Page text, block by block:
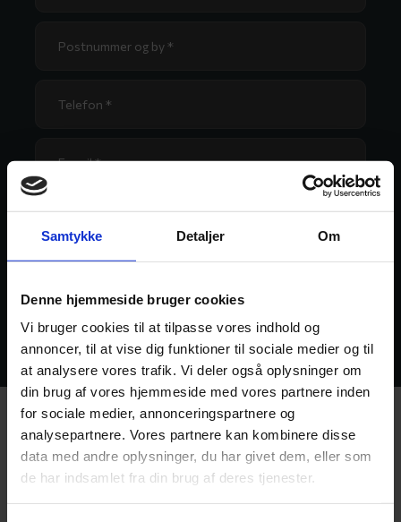
Samtykke Detaljer Om
Denne hjemmeside bruger cookies
Vi bruger cookies til at tilpasse vores indhold og
annoncer, til at vise dig funktioner til sociale medier og til
at analysere vores trafik. Vi deler også oplysninger om
din brug af vores hjemmeside med vores partnere inden
for sociale medier, annonceringspartnere og
analysepartnere. Vores partnere kan kombinere disse
data med andre oplysninger, du har givet dem, eller som
de har indsamlet fra din brug af deres tjenester.
Ekspertise i restaurering